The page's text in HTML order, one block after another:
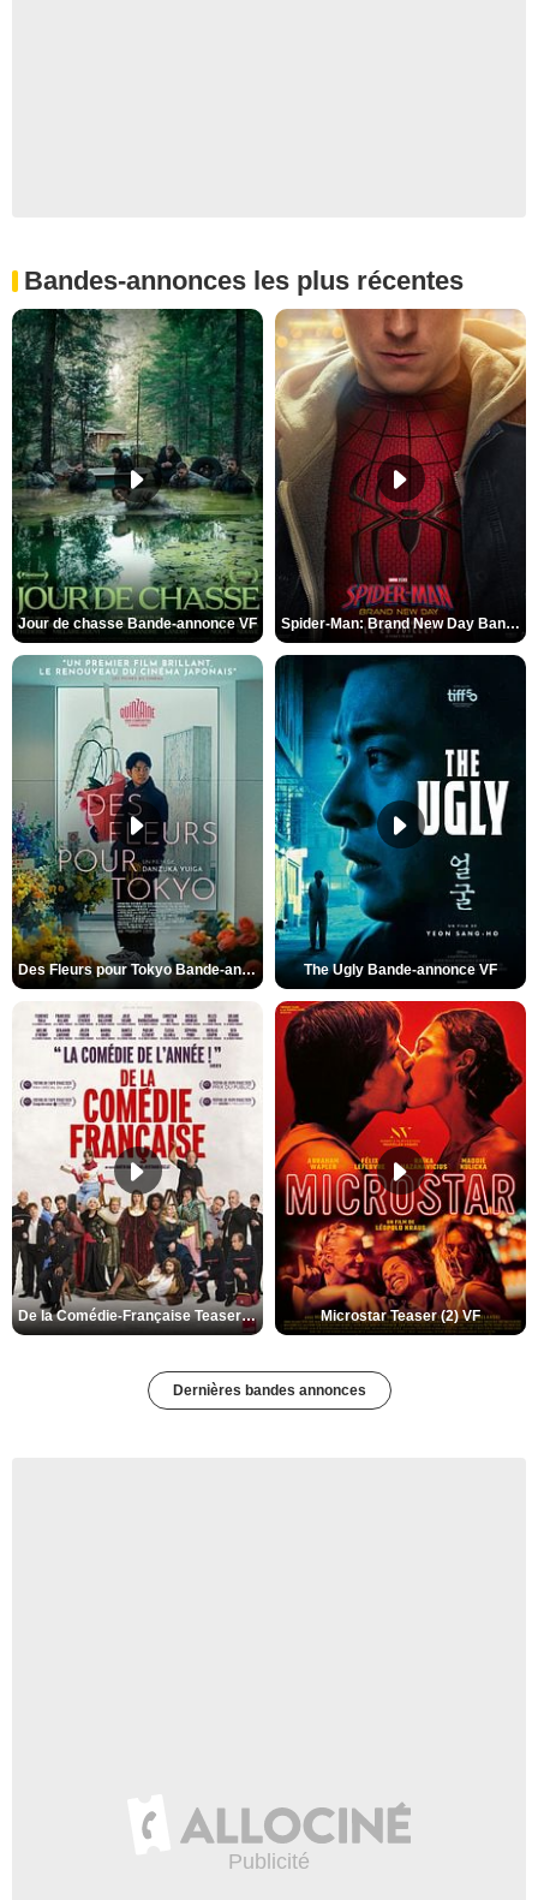
Bandes-annonces les plus récentes
Jour de chasse Bande-annonce VF Spider-Man: Brand New Day Bande-annonce (3) VO STFR
Des Fleurs pour Tokyo Bande-annonce VO STFR The Ugly Bande-annonce VF
De la Comédie-Française Teaser (3) VF Microstar Teaser (2) VF
Dernières bandes annonces